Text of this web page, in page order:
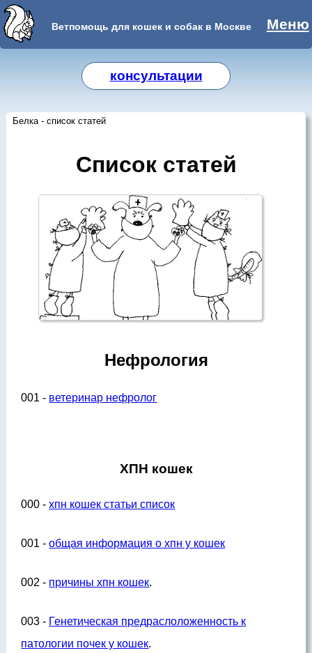
Ветпомощь для кошек и собак в Москве Меню
консультации
Белка - список статей
Список статей
Нефрология
001 - ветеринар нефролог
ХПН кошек
000 -хпн кошек статьи список
001 -общая информация о хпн у кошек
002 - причины хпн кошек.
003 - Генетическая предраслоложенность к
патологии почек у кошек.